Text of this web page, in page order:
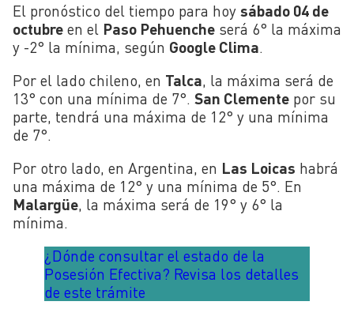
El pronóstico del tiempo para hoy sábado 04 de
octubre en el Paso Pehuenche será 6° la máxima
y -2° la mínima, según Google Clima
Por el lado chileno, en Talca, la máxima será de
13° con una mínima de 7°. San Clemente por su
parte, tendrá una máxima de 12° y una mínima
de 7°.
Por otro lado, en Argentina, en Las Loicas habrá
una máxima de 12° y una mínima de 5°. En
Malargüe, la máxima será de 19° y 6° la
mínima.
¿Dónde consultar el estado de la
Posesión Efectiva? Revisa los detalles
de este trámite